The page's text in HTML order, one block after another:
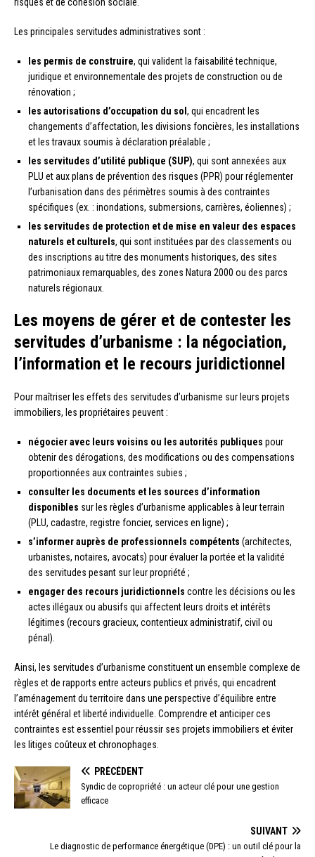
Les principales servitudes administratives sont :
les permis de construire, qui valident la faisabilité technique,
juridique et environnementale des projets de construction ou de
rénovation ;
les autorisations d’occupation du sol , qui encadrent les
changements d’affectation, les divisions foncières, les installations
et les travaux soumis à déclaration préalable ;
les servitudes d’utilité publique (SUP), qui sont annexées aux
PLU et aux plans de prévention des risques (PPR) pour réglementer
l’urbanisation dans des périmètres soumis à des contraintes
spécifiques (ex. : inondations, submersions, carrières, éoliennes) ;
les servitudes de protection et de mise en valeur des espaces
naturels et culturels, qui sont instituées par des classements ou
des inscriptions au titre des monuments historiques, des sites
patrimoniaux remarquables, des zones Natura 2000 ou des parcs
naturels régionaux.
Les moyens de gérer et de contester les
servitudes d’urbanisme : la négociation,
l’information et le recours juridictionnel
Pour maîtriser les effets des servitudes d’urbanisme sur leurs projets
immobiliers, les propriétaires peuvent :
négocier avec leurs voisins ou les autorités publiques pour
obtenir des dérogations, des modifications ou des compensations
proportionnées aux contraintes subies ;
consulter les documents et les sources d’information
disponibles sur les règles d’urbanisme applicables à leur terrain
(PLU, cadastre, registre foncier, services en ligne) ;
s’informer auprès de professionnels compétents (architectes,
urbanistes, notaires, avocats) pour évaluer la portée et la validité
des servitudes pesant sur leur propriété ;
engager des recours juridictionnels contre les décisions ou les
actes illégaux ou abusifs qui affectent leurs droits et intérêts
légitimes (recours gracieux, contentieux administratif, civil ou
pénal).
Ainsi, les servitudes d’urbanisme constituent un ensemble complexe de
règles et de rapports entre acteurs publics et privés, qui encadrent
l’aménagement du territoire dans une perspective d’équilibre entre
intérêt général et liberté individuelle. Comprendre et anticiper ces
contraintes est essentiel pour réussir ses projets immobiliers et éviter
les litiges coûteux et chronophages.
PRÉCÉDENT
Syndic de copropriété : un acteur clé pour une gestion
efficace
SUIVANT
Le diagnostic de performance énergétique (DPE) : un outil clé pour la